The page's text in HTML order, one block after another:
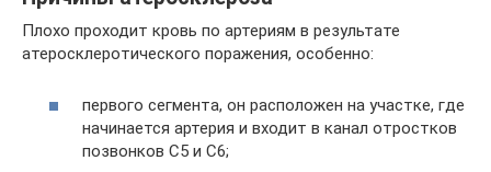
Плохо проходит кровь по артериям в результате
атеросклеротического поражения, особенно:
первого сегмента, он расположен на участке, где
начинается артерия и входит в канал отростков
позвонков С5 и С6;